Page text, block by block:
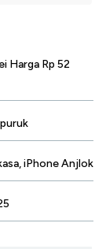
Harga Rp 52
iPhone Anjlok